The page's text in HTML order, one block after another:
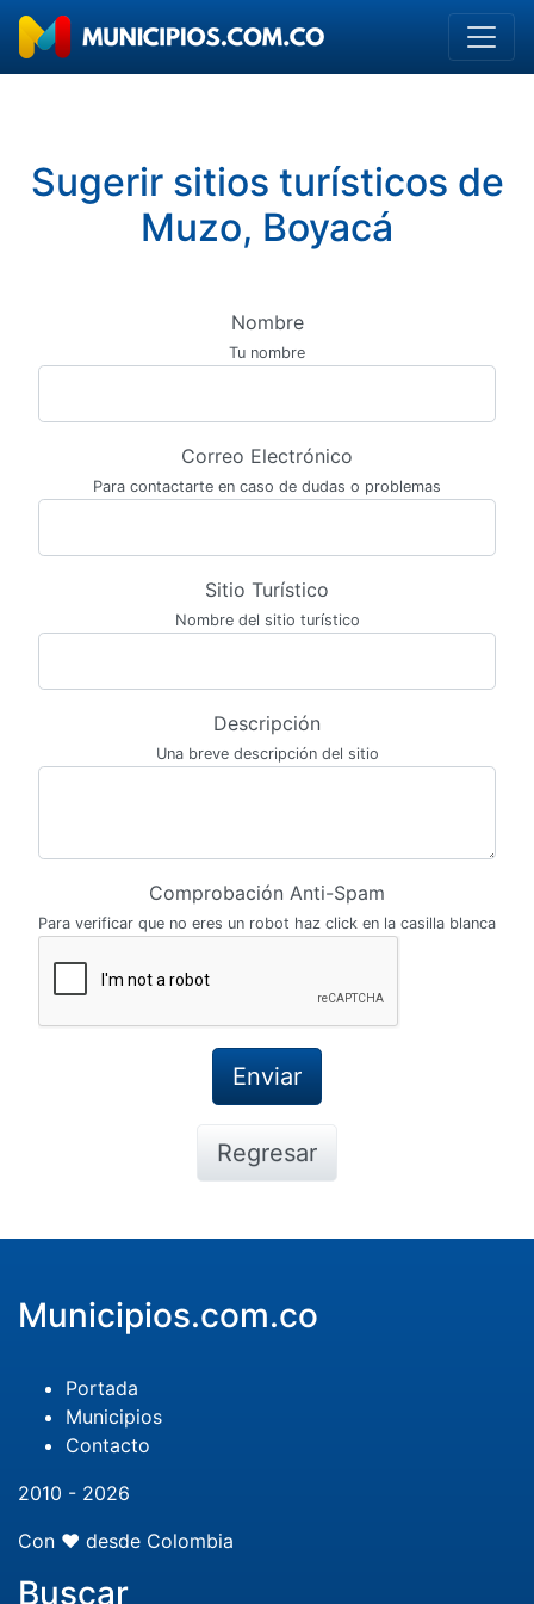
Sugerir sitios turísticos de
Muzo, Boyacá
Nombre
Tu nombre
Correo Electrónico
Para contactarte en caso de dudas o problemas
Sitio Turístico
Nombre del sitio turístico
Descripción
Una breve descripción del sitio
Comprobación Anti-Spam
Para verificar que no eres un robot haz click en la casilla blanca
Regresar
Municipios.com.co
Portada
Municipios
Contacto
2010 - 2026
Con ❤️ desde Colombia
Buscar